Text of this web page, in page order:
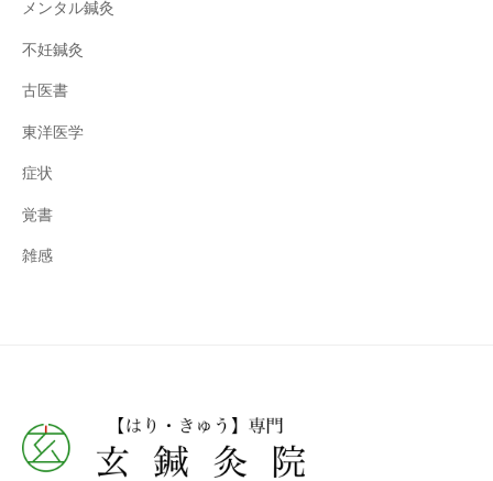
メンタル鍼灸
不妊鍼灸
古医書
東洋医学
症状
覚書
雑感